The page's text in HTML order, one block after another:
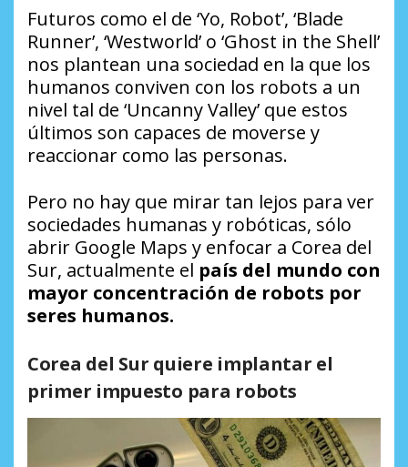
Futuros como el de ‘Yo, Robot’, ‘Blade
Runner’, ‘Westworld’ o ‘Ghost in the Shell’
nos plantean una sociedad en la que los
humanos conviven con los robots a un
nivel tal de ‘Uncanny Valley’ que estos
últimos son capaces de moverse y
reaccionar como las personas.
Pero no hay que mirar tan lejos para ver
sociedades humanas y robóticas, sólo
abrir Google Maps y enfocar a Corea del
Sur, actualmente el país del mundo con
mayor concentración de robots por
seres humanos.
Corea del Sur quiere implantar el
primer impuesto para robots